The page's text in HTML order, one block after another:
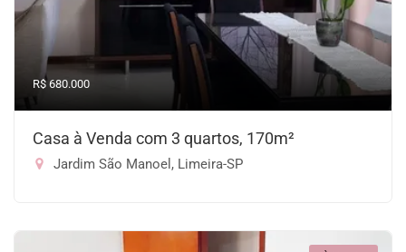
R$ 680.000
Casa à Venda com 3 quartos, 170m²
Jardim São Manoel, Limeira-SP